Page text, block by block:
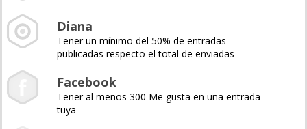
Diana
Tener un mínimo del 50% de entradas
publicadas respecto el total de enviadas
Facebook
Tener al menos 300 Me gusta en una entrada
tuya